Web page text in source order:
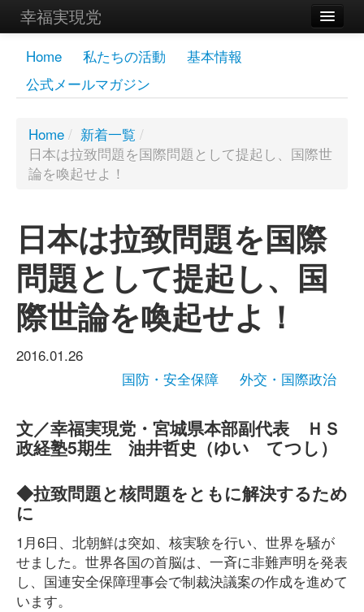
幸福実現党
メンバーズページ
党員
お問い合わせ
Home 私たちの活動
基本情報
公式メールマガジン
Home / 新着一覧 /
日本は拉致問題を国際問題として提起し、国際世
論を喚起せよ！
日本は拉致問題を国際
問題として提起し、国
際世論を喚起せよ！
2016.01.26
国防・安全保障
外交・国際政治
文／幸福実現党・宮城県本部副代表 ＨＳ
政経塾5期生 油井哲史（ゆい てつし）
◆拉致問題と核問題をともに解決するため
に
1月6日、北朝鮮は突如、核実験を行い、世界を騒が
せました。世界各国の首脳は、一斉に非難声明を発表
し、国連安全保障理事会で制裁決議案の作成を進めて
います。